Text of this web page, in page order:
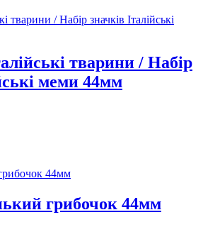
тварини / Набір
меми 44мм
грибочок 44мм